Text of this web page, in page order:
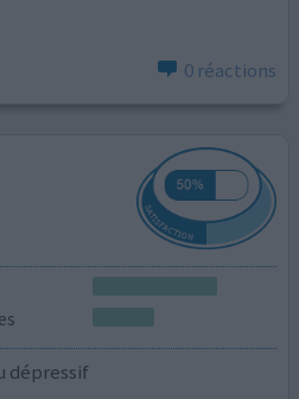
0 réactions
dépressif